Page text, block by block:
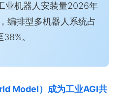
业机器人安装量2026年
编排型多机器人系统占
。
Model）成为工业AGI共